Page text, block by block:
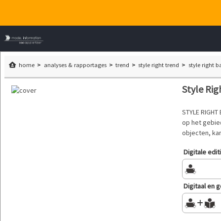
home analyses & rapportages trend style right trend style right
Style
STYLE
op het
objecten,
Digitale
Digitaal en